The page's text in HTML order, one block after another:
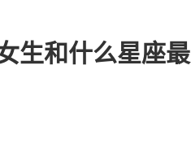
生和什么星座最